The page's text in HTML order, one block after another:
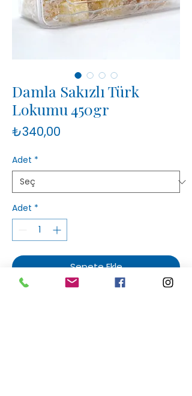
Damla Sakızlı Türk
Lokumu 450gr
₺340,00
Adet *
Adet *
Sepete Ekle